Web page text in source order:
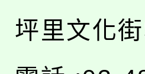
坪里文化